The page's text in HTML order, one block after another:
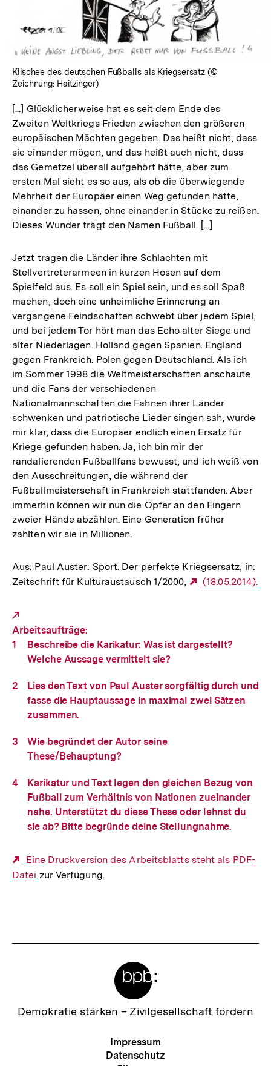
Klischee des deutschen Fußballs als Kriegsersatz (©
Zeichnung: Haitzinger)
[...] Glücklicherweise hat es seit dem Ende des
Zweiten Weltkriegs Frieden zwischen den größeren
europäischen Mächten gegeben. Das heißt nicht, dass
sie einander mögen, und das heißt auch nicht, dass
das Gemetzel überall aufgehört hätte, aber zum
ersten Mal sieht es so aus, als ob die überwiegende
Mehrheit der Europäer einen Weg gefunden hätte,
einander zu hassen, ohne einander in Stücke zu reißen.
Dieses Wunder trägt den Namen Fußball. [...]
Jetzt tragen die Länder ihre Schlachten mit
Stellvertreterarmeen in kurzen Hosen auf dem
Spielfeld aus. Es soll ein Spiel sein, und es soll Spaß
machen, doch eine unheimliche Erinnerung an
vergangene Feindschaften schwebt über jedem Spiel,
und bei jedem Tor hört man das Echo alter Siege und
alter Niederlagen. Holland gegen Spanien. England
gegen Frankreich. Polen gegen Deutschland. Als ich
im Sommer 1998 die Weltmeisterschaften anschaute
und die Fans der verschiedenen
Nationalmannschaften die Fahnen ihrer Länder
schwenken und patriotische Lieder singen sah, wurde
mir klar, dass die Europäer endlich einen Ersatz für
Kriege gefunden haben. Ja, ich bin mir der
randalierenden Fußballfans bewusst, und ich weiß von
den Ausschreitungen, die während der
Fußballmeisterschaft in Frankreich stattfanden. Aber
immerhin können wir nun die Opfer an den Fingern
zweier Hände abzählen. Eine Generation früher
zählten wir sie in Millionen.
Aus: Paul Auster: Sport. Der perfekte Kriegsersatz, in:
Zeitschrift für Kulturaustausch 1/2000,
Externer
(18.05.2014).
Arbeitsaufträge:
Beschreibe die Karikatur: Was ist dargestellt?
Welche Aussage vermittelt sie?
Lies den Text von Paul Auster sorgfältig durch und
fasse die Hauptaussage in maximal zwei Sätzen
zusammen.
Wie begründet der Autor seine
These/Behauptung?
Karikatur und Text legen den gleichen Bezug von
Fußball zum Verhältnis von Nationen zueinander
nahe. Unterstützt du diese These oder lehnst du
sie ab? Bitte begründe deine Stellungnahme.
Eine Druckversion des Arbeitsblatts steht als Interner
PDF-
Datei zur Verfügung.
Zur
Demokratie stärken – Zivilgesellschaft fördern
Meta-
Navigation
Impressum
Datenschutz